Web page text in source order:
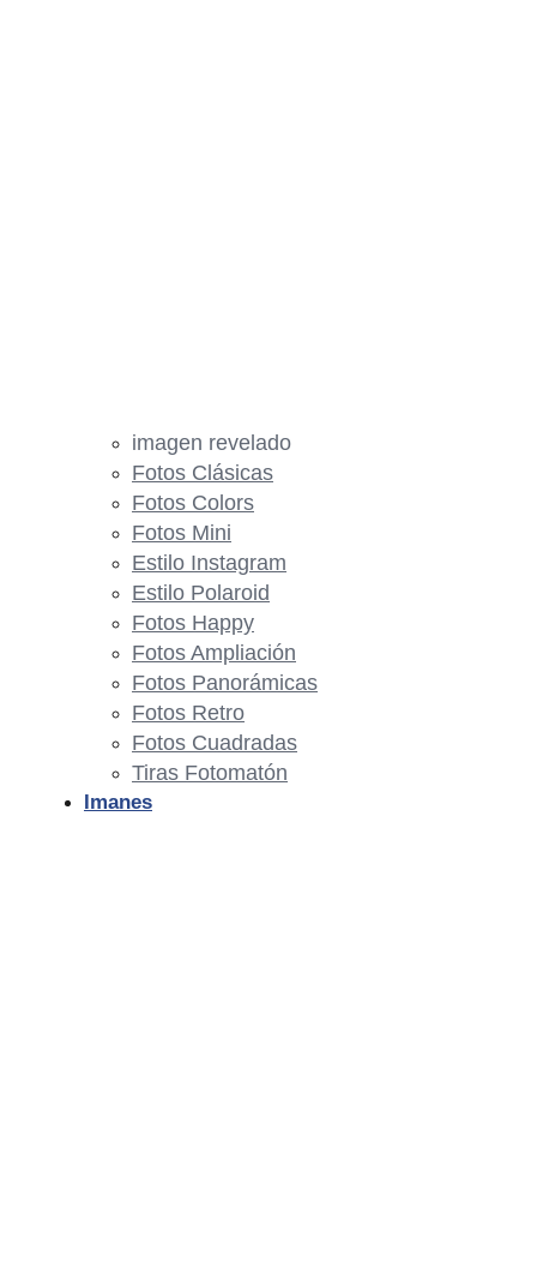
imagen revelado
Fotos Clásicas
Fotos Colors
Fotos Mini
Estilo Instagram
Estilo Polaroid
Fotos Happy
Fotos Ampliación
Fotos Panorámicas
Fotos Retro
Fotos Cuadradas
Tiras Fotomatón
Imanes